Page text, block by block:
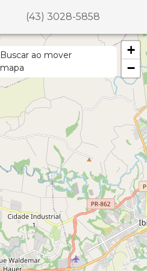
(43) 3028-5858
+
−
Buscar ao mover
mapa